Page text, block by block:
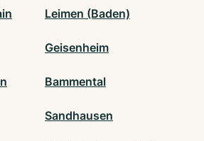
Leimen (Baden)
Geisenheim
Bammental
Sandhausen